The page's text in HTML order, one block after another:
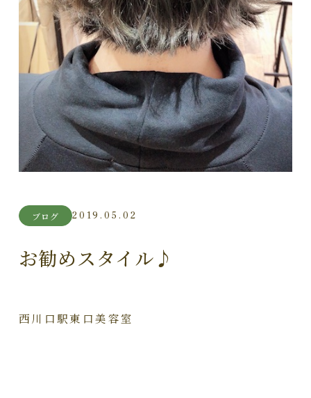
ブログ 2019.05.02
お勧めスタイル♪
西川口駅東口美容室